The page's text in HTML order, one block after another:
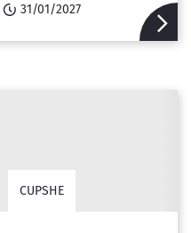
31/01/2027
CUPSHE